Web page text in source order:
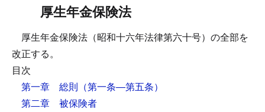
厚生年金保険法
厚生年金保険法（昭和十六年法律第六十号）の全部を
改正する。
目次
第一章 総則 （第一条―第五条）
第二章 被保険者